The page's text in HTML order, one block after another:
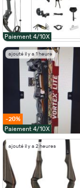
Paiement 4/10X
ajouté il y a 1 heure
-20%
Paiement 4/10X
ajouté il y a 2 heures